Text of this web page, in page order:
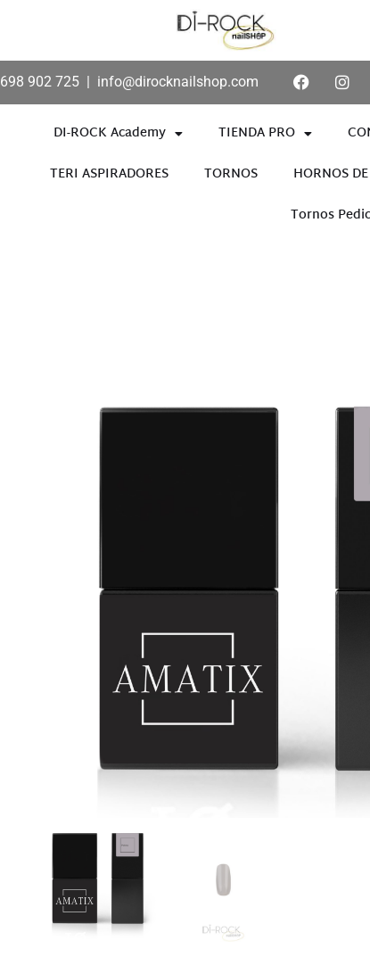
698 902 725 | info@dirocknailshop.com
DI-ROCK Academy TIENDA PRO
TERI ASPIRADORES
TORNOS HORNOS
Tornos